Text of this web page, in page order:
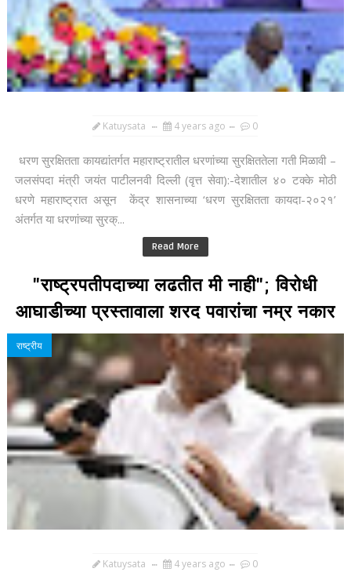
Katuysata 4 years ago 0
धरण सुरक्षितता कायद्यांतर्गत महाराष्ट्रातील धरणांच्या सुरक्षिततेला गती मिळावी –
जलसंपदा मंत्री जयंत पाटीलनवी दिल्ली (वृत्त सेवा):-देशातील ४० टक्के मोठी
धरणे महाराष्ट्रात असून केंद्र शासनाच्या ‘धरण सुरक्षितता कायदा-२०२१’
अंतर्गत या धरणांच्या सुरक्...
Read More
"राष्ट्रपतीपदाच्या लढतीत मी नाही"; विरोधी
आघाडीच्या प्रस्तावाला शरद पवारांचा नम्र नकार
राष्ट्रीय
Katuysata 4 years ago 0